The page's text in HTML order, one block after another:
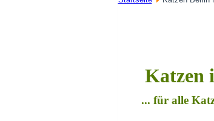
Katzen
... für alle